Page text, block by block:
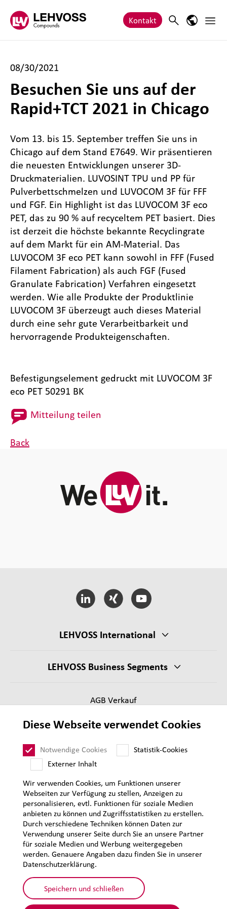
Kontakt SearchSprach-
08/30/2021
Besuchen Sie uns auf der
Rapid+TCT 2021 in Chicago
Vom 13. bis 15. September treffen Sie uns in
Chicago auf dem Stand E7649. Wir präsentieren
die neuesten Entwicklungen unserer 3D-
Druckmaterialien. LUVOSINT TPU und PP für
Pulverbettschmelzen und LUVOCOM 3F für FFF
und FGF. Ein Highlight ist das LUVOCOM 3F eco
PET, das zu 90 % auf recyceltem PET basiert. Dies
ist derzeit die höchste bekannte Recyclingrate
auf dem Markt für ein AM-Material. Das
LUVOCOM 3F eco PET kann sowohl in FFF (Fused
Filament Fabrication) als auch FGF (Fused
Granulate Fabrication) Verfahren eingesetzt
werden. Wie alle Produkte der Produktlinie
LUVOCOM 3F überzeugt auch dieses Material
durch eine sehr gute Verarbeitbarkeit und
hervorragende Produkteigenschaften.
Befestigungselement gedruckt mit LUVOCOM 3F
eco PET 50291 BK
Mitteilung teilen
Back
LEHVOSS International
LEHVOSS Business Segments
AGB Verkauf
Impressum
Datenschutz
Diese Webseite verwendet Cookies
Notwendige Cookies
Statistik-Cookies
Externer Inhalt
Wir verwenden Cookies, um Funktionen unserer
Webseiten zur Verfügung zu stellen, Anzeigen zu
personalisieren, evtl. Funktionen für soziale Medien
anbieten zu können und Zugriffsstatistiken zu erstellen.
Durch verschiedene Techniken können Daten zur
Verwendung unserer Seite durch Sie an unsere Partner
für soziale Medien und Werbung weitergegeben
werden. Genauere Angaben dazu finden Sie in unserer
Datenschutzerklärung.
Speichern und schließen